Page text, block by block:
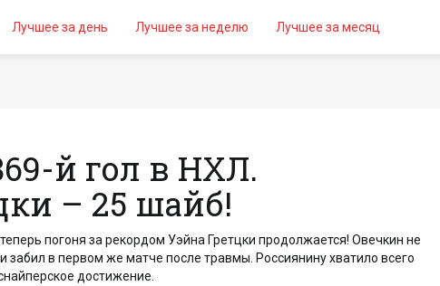
Лучшее за день Лучшее за неделю Лучшее за месяц
й гол в НХЛ.
– 25 шайб!
погоня за рекордом Уэйна Гретцки продолжается! Овечкин не
забил в первом же матче после травмы. Россиянину хватило всего
снайперское достижение.